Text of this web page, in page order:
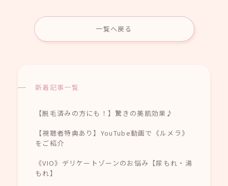
一覧へ戻る
新着記事一覧
【脱毛済みの方にも！】驚きの美肌効果♪
【視聴者特典あり】YouTube動画で《ルメラ》
をご紹介
《VIO》デリケートゾーンのお悩み【尿もれ・湯
もれ】